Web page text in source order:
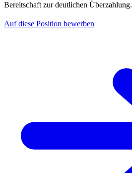
Bereitschaft zur deutlichen Überzahlung.
Auf diese Position bewerben